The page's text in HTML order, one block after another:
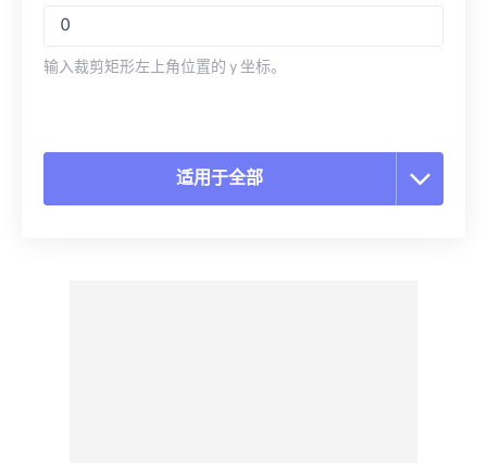
输入裁剪矩形左上角位置的 y 坐标。
适用于全部